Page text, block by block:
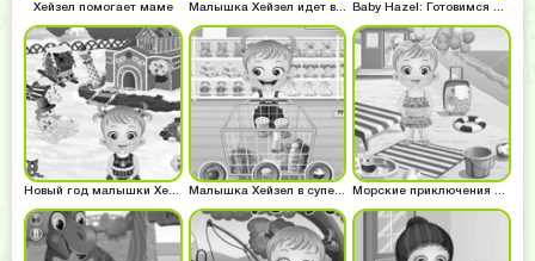
Хейзел помогает маме Малышка Хейзел идет в школу
Новый год малышки Хейзел Малышка Хейзел в супермаркете Морские приключения малышки